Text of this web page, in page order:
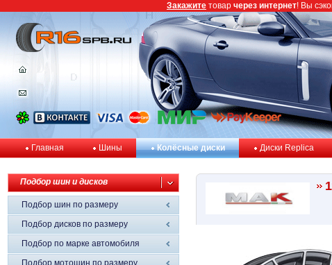
Главная Шины Колёсные диски Диски Replica
Подбор шин и дисков
Подбор шин по размеру
Подбор дисков по размеру
Подбор по марке автомобиля
Подбор мотошин по размеру
Закажите товар через интернет! Вы